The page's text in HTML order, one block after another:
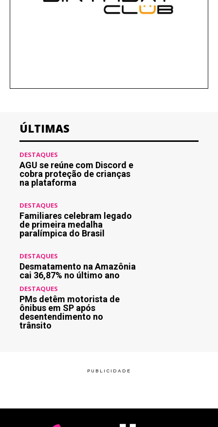
ÚLTIMAS
DESTAQUES
AGU se reúne com Discord e
cobra proteção de crianças
na plataforma
DESTAQUES
Familiares celebram legado
de primeira medalha
paralímpica do Brasil
DESTAQUES
Desmatamento na Amazônia
cai 36,87% no último ano
DESTAQUES
PMs detêm motorista de
ônibus em SP após
desentendimento no
trânsito